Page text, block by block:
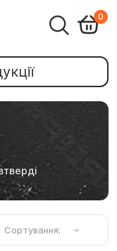
0
Сортування: